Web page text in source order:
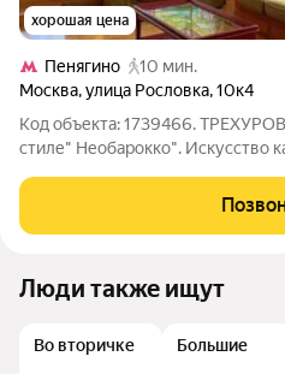
хорошая цена
Пенягино
10 мин.
Москва,улица Рословка,10к4
Код объекта: 1739466.
стиле" Необарокко". Искусство
комфортом. Уникальная
пентхаус в три уровня, ждет
Люди также ищут
Во вторичке Большие